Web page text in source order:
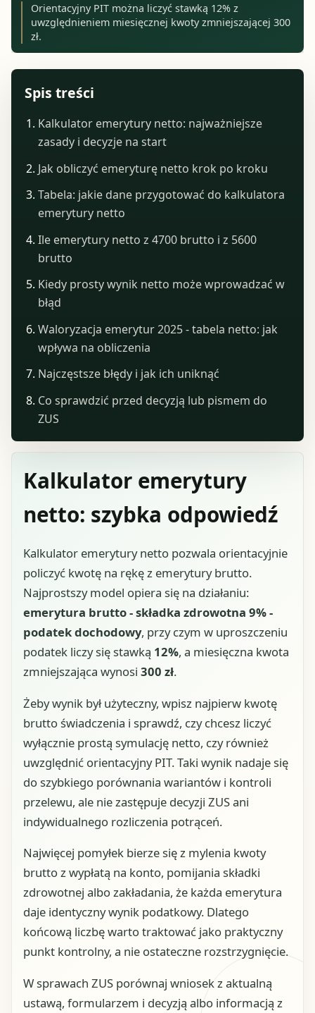
Orientacyjny PIT można liczyć stawką 12% z
uwzględnieniem miesięcznej kwoty zmniejszającej 300
zł.
Kalkulator emerytury
netto: szybka odpowiedź
Kalkulator emerytury netto pozwala orientacyjnie
policzyć kwotę na rękę z emerytury brutto.
Najprostszy model opiera się na działaniu:
emerytura brutto - składka zdrowotna 9% -
podatek dochodowy, przy czym w uproszczeniu
podatek liczy się stawką 12%, a miesięczna kwota
zmniejszająca wynosi 300 zł.
Żeby wynik był użyteczny, wpisz najpierw kwotę
brutto świadczenia i sprawdź, czy chcesz liczyć
wyłącznie prostą symulację netto, czy również
uwzględnić orientacyjny PIT. Taki wynik nadaje się
do szybkiego porównania wariantów i kontroli
przelewu, ale nie zastępuje decyzji ZUS ani
indywidualnego rozliczenia potrąceń.
Najwięcej pomyłek bierze się z mylenia kwoty
brutto z wypłatą na konto, pomijania składki
zdrowotnej albo zakładania, że każda emerytura
daje identyczny wynik podatkowy. Dlatego
końcową liczbę warto traktować jako praktyczny
punkt kontrolny, a nie ostateczne rozstrzygnięcie.
W sprawach ZUS porównaj wniosek z aktualną
ustawą, formularzem i decyzją albo informacją z
Spis treści
Kalkulator emerytury netto: najważniejsze
zasady i decyzje na start
Jak obliczyć emeryturę netto krok po kroku
Tabela: jakie dane przygotować do kalkulatora
emerytury netto
Ile emerytury netto z 4700 brutto i z 5600
brutto
Kiedy prosty wynik netto może wprowadzać w
błąd
Waloryzacja emerytur 2025 - tabela netto: jak
wpływa na obliczenia
Najczęstsze błędy i jak ich uniknąć
Co sprawdzić przed decyzją lub pismem do
ZUS